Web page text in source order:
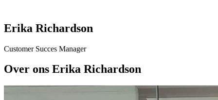
Erika Richardson
Customer Succes Manager
Over ons Erika Richardson